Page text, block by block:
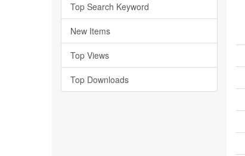
Top Search Keyword
New Items
Top Views
Top Downloads